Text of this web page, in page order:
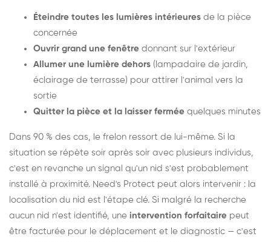
Éteindre toutes les lumières intérieures de la pièce
concernée
Ouvrir grand une fenêtre donnant sur l'extérieur
Allumer une lumière dehors (lampadaire de jardin,
éclairage de terrasse) pour attirer l'animal vers la
sortie
Quitter la pièce et la laisser fermée quelques minutes
Dans 90 % des cas, le frelon ressort de lui-même. Si la
situation se répète soir après soir avec plusieurs individus,
c'est en revanche un signal qu'un nid s'est probablement
installé à proximité. Need's Protect peut alors intervenir : la
localisation du nid est l'étape clé. Si malgré la recherche
aucun nid n'est identifié, une intervention forfaitaire peut
être facturée pour le déplacement et le diagnostic — c'est